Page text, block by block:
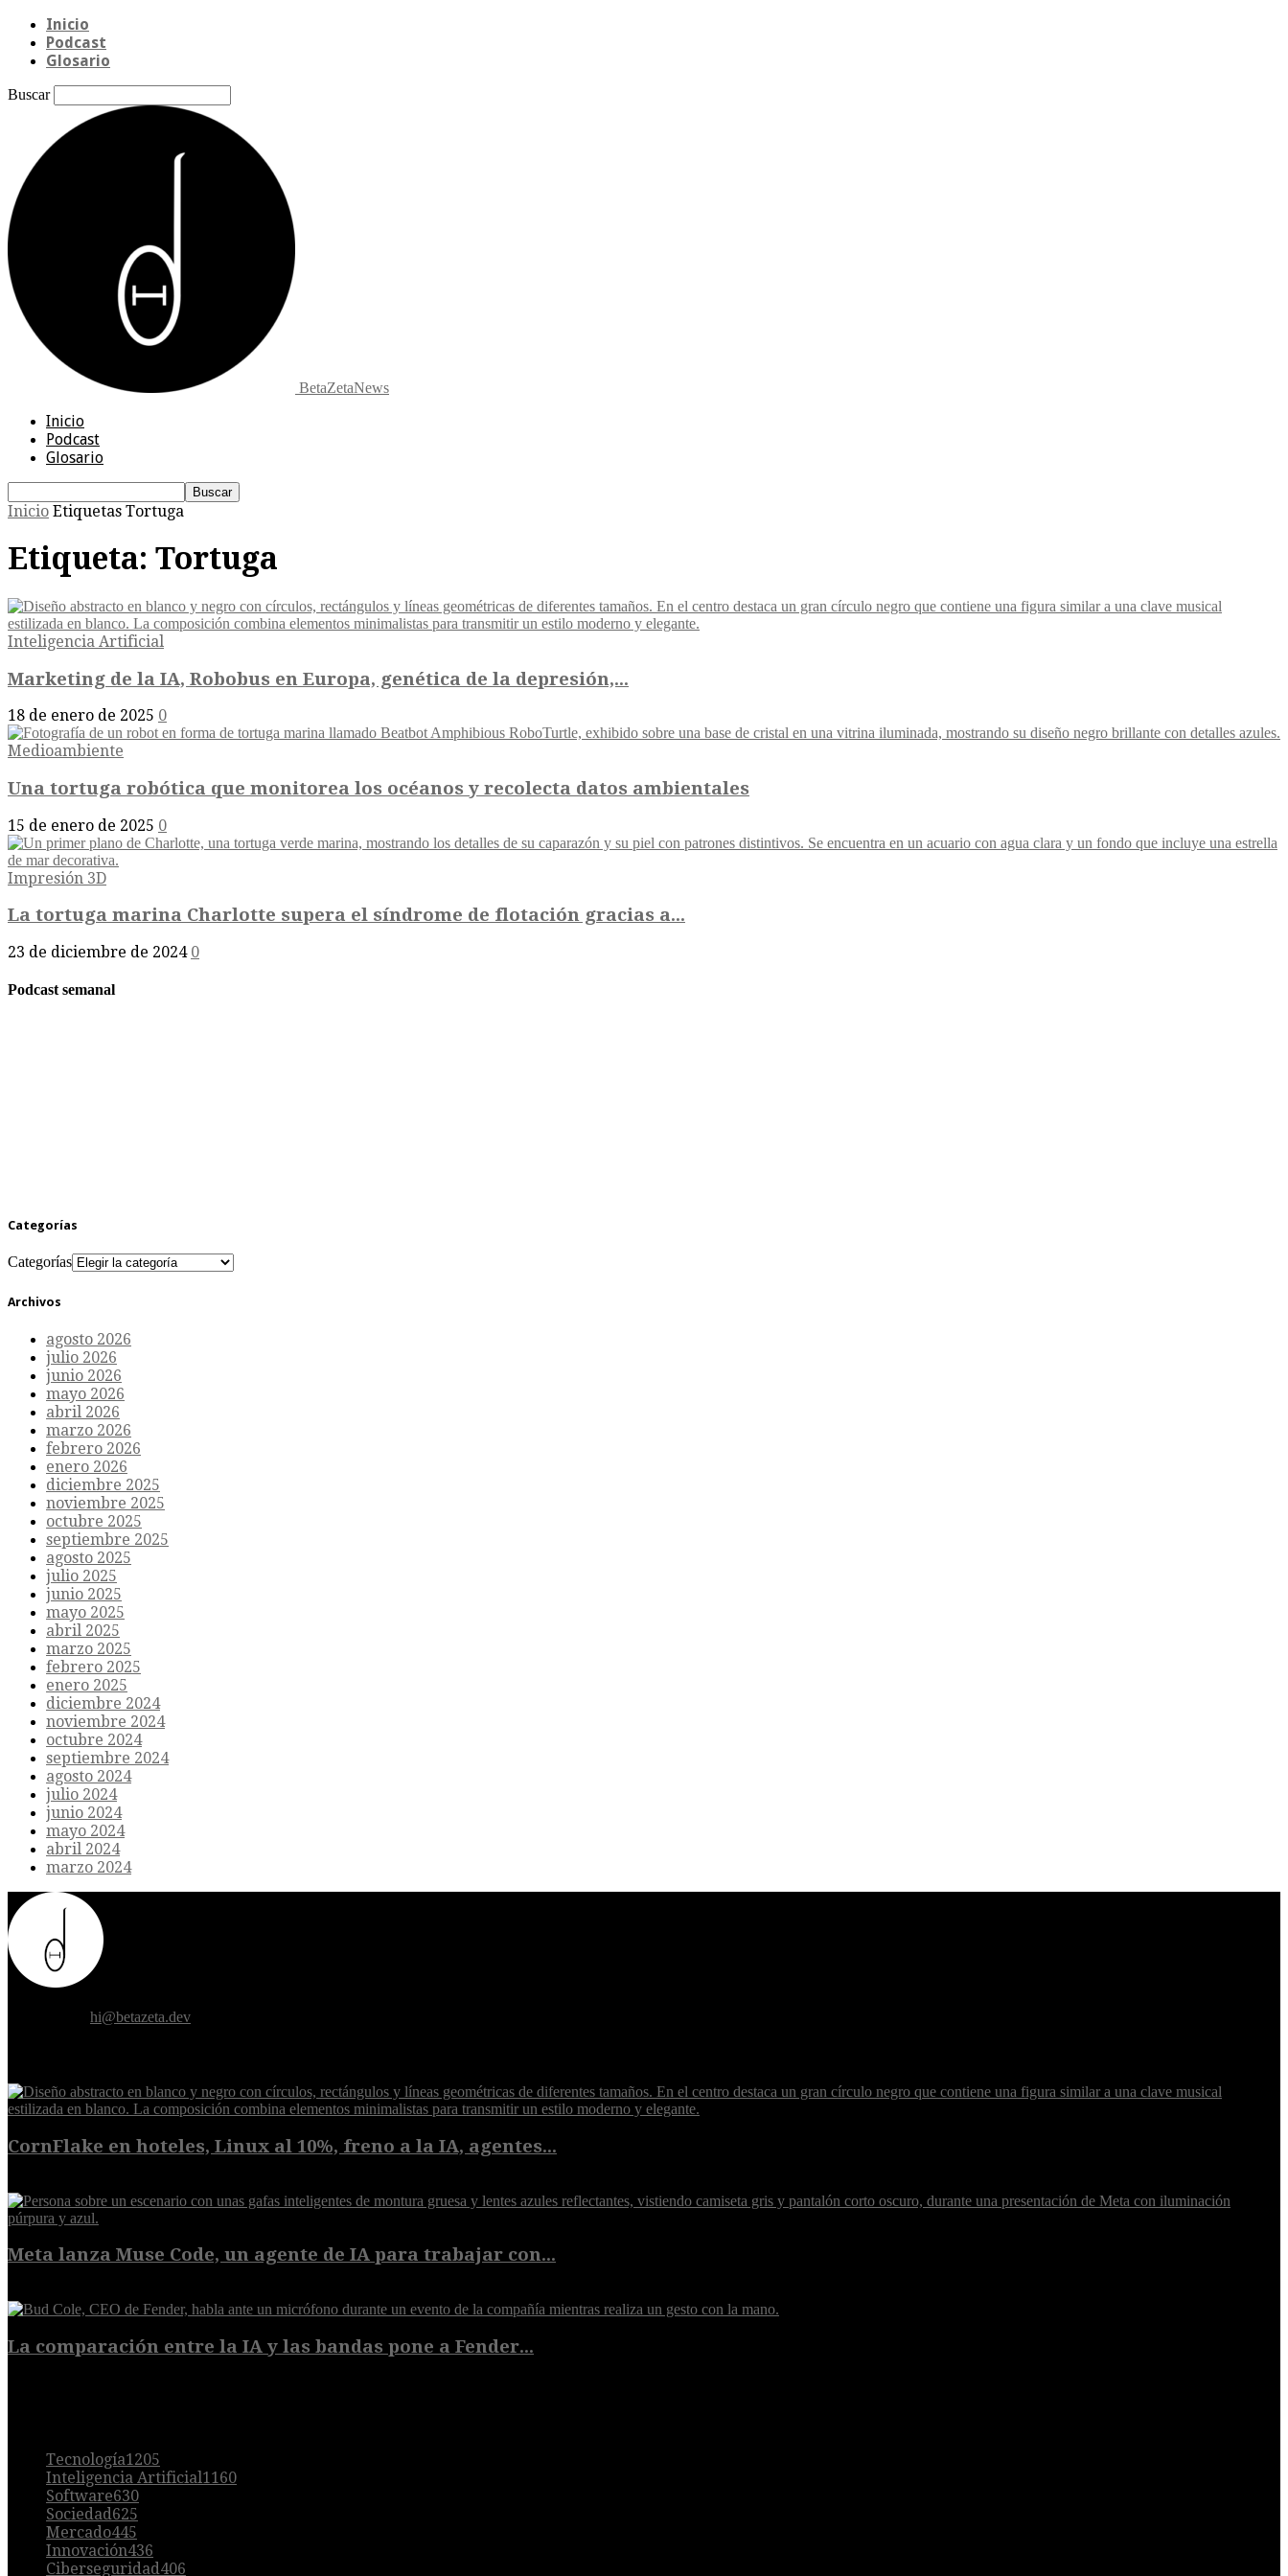
Inicio
Podcast
Glosario
Buscar
BetaZetaNews
Inicio
Podcast
Glosario
Inicio Etiquetas Tortuga
Etiqueta: Tortuga
Inteligencia Artificial
Marketing de la IA, Robobus en Europa, genética de la depresión,...
18 de enero de 2025 0
Medioambiente
Una tortuga robótica que monitorea los océanos y recolecta datos ambientales
15 de enero de 2025 0
Impresión 3D
La tortuga marina Charlotte supera el síndrome de flotación gracias a...
23 de diciembre de 2024 0
Podcast semanal
Categorías
Categorías
Archivos
agosto 2026
julio 2026
junio 2026
mayo 2026
abril 2026
marzo 2026
febrero 2026
enero 2026
diciembre 2025
noviembre 2025
octubre 2025
septiembre 2025
agosto 2025
julio 2025
junio 2025
mayo 2025
abril 2025
marzo 2025
febrero 2025
enero 2025
diciembre 2024
noviembre 2024
octubre 2024
septiembre 2024
agosto 2024
julio 2024
junio 2024
mayo 2024
abril 2024
marzo 2024
hi@betazeta.dev
CornFlake en hoteles, Linux al 10%, freno a la IA, agentes...
Meta lanza Muse Code, un agente de IA para trabajar con...
La comparación entre la IA y las bandas pone a Fender...
Tecnología1205
Inteligencia Artificial1160
Software630
Sociedad625
Mercado445
Innovación436
Ciberseguridad406